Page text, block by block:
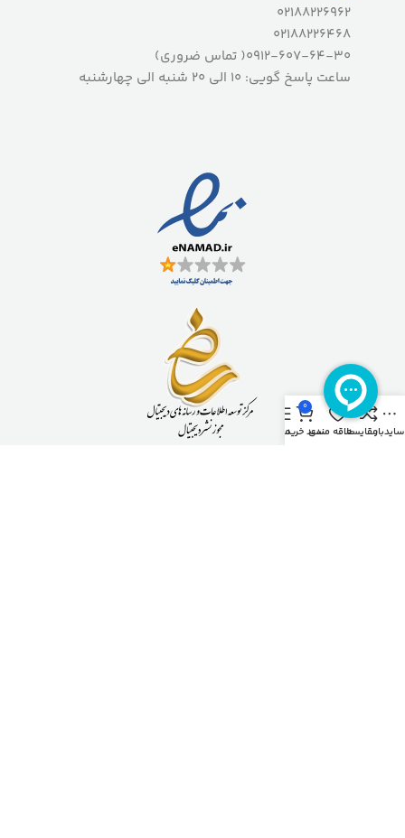
02188226962
02188226468
0912-607-64-30( تماس ضروری)
ساعت پاسخ گویی: 10 الی 20 شنبه الی چهارشنبه
سایدبارمقایسهعلاقه مندی
0
سبد خریدمنو